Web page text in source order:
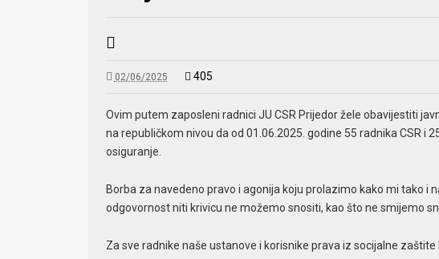
02/06/2025 405
Ovim putem zaposleni radnici JU CSR Prijedor žele obavijestiti
na republičkom nivou da od 01.06.2025. godine 55 radnika CSR i
osiguranje.
Borba za navedeno pravo i agonija koju prolazimo kako mi tako i
odgovornost niti krivicu ne možemo snositi, kao što ne smijemo
Za sve radnike naše ustanove i korisnike prava iz socijalne